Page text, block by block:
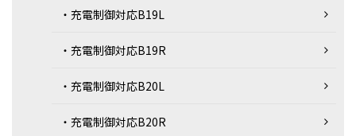
・充電制御対応B19L
・充電制御対応B19R
・充電制御対応B20L
・充電制御対応B20R